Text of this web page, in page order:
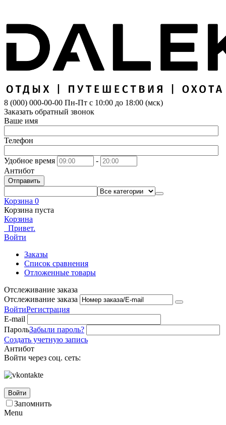
8 (000) 000-00-00 Пн-Пт с 10:00 до 18:00 (мск)
Заказать обратный звонок
Ваше имя
Телефон
Удобное время
-
Антибот
Отправить
Корзина 0
Корзина пуста
Корзина
Привет.
Войти
Заказы
Список сравнения
Отложенные товары
Отслеживание заказа
Отслеживание заказа
ВойтиРегистрация
E-mail
ПарольЗабыли пароль?
Создать учетную запись
Антибот
Войти через соц. сеть:
Войти
Запомнить
Menu